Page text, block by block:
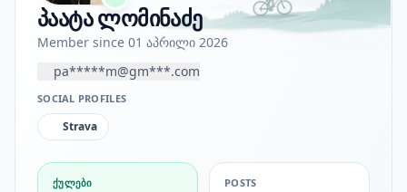
პაატა ლომინაძე
Member since 01 აპრილი 2026
pa*****m@gm***.com
SOCIAL PROFILES
Strava
ᲥᲣᲚᲔᲑᲘ POSTS